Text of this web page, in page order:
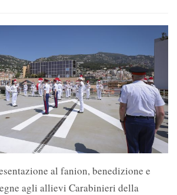
al fanion, benedizione e
agli allievi Carabinieri della